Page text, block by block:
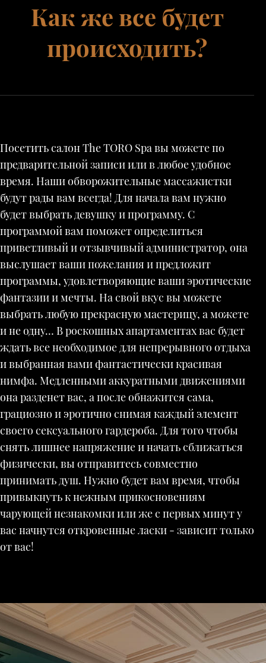
Как же все будет
происходить?
Посетить салон The TORO Spa вы можете по
предварительной записи или в любое удобное
время. Наши обворожительные массажистки
будут рады вам всегда! Для начала вам нужно
будет выбрать девушку и программу. С
программой вам поможет определиться
приветливый и отзывчивый администратор, она
выслушает ваши пожелания и предложит
программы, удовлетворяющие ваши эротические
фантазии и мечты. На свой вкус вы можете
выбрать любую прекрасную мастерицу, а можете
и не одну… В роскошных апартаментах вас будет
ждать все необходимое для непрерывного отдыха
и выбранная вами фантастически красивая
нимфа. Медленными аккуратными движениями
она разденет вас, а после обнажится сама,
грациозно и эротично снимая каждый элемент
своего сексуального гардероба. Для того чтобы
снять лишнее напряжение и начать сближаться
физически, вы отправитесь совместно
принимать душ. Нужно будет вам время, чтобы
привыкнуть к нежным прикосновениям
чарующей незнакомки или же с первых минут у
вас начнутся откровенные ласки - зависит только
от вас!